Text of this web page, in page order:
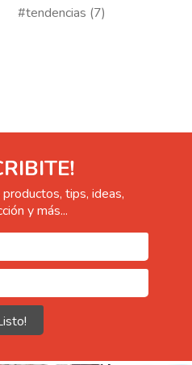
#tendencias (7)
tips, ideas,
y más...